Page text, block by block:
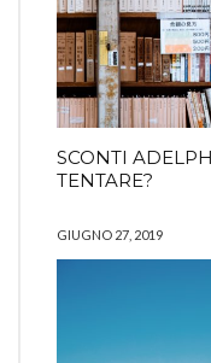
SCONTI
TENTARE?
GIUGNO 27, 2019